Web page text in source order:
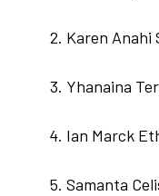
Karen Anahi
Yhanaina
Ian Marck
Samanta